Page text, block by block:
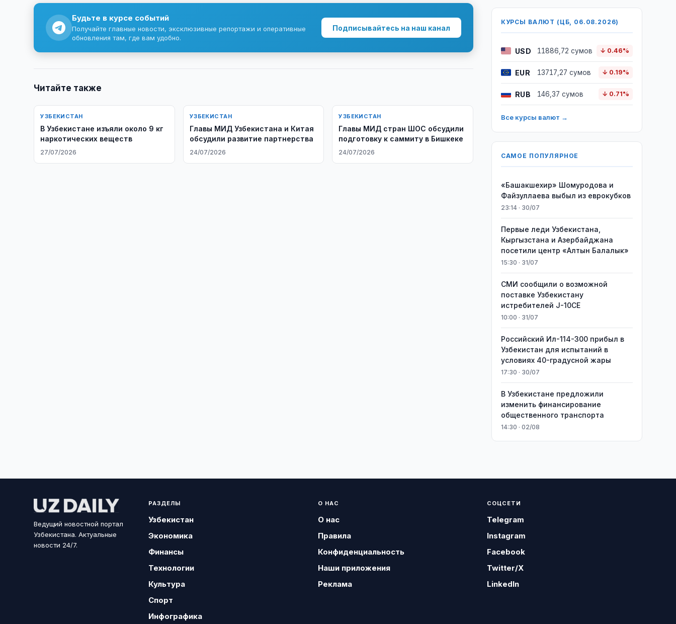
Будьте в курсе событий
Получайте главные новости, эксклюзивные репортажи и оперативные
обновления там, где вам удобно.
Подписывайтесь на наш канал
Читайте также
УЗБЕКИСТАН
В Узбекистане изъяли около 9 кг
наркотических веществ
27/07/2026
УЗБЕКИСТАН
Главы МИД Узбекистана и Китая
обсудили развитие партнерства
24/07/2026
УЗБЕКИСТАН
Главы МИД стран ШОС обсудили
подготовку к саммиту в Бишкеке
24/07/2026
КУРСЫ ВАЛЮТ (ЦБ, 06.08.2026)
USD 11886,72 сумов ↓ 0.46%
EUR 13717,27 сумов ↓ 0.19%
RUB 146,37 сумов ↓ 0.71%
Все курсы валют →
САМОЕ ПОПУЛЯРНОЕ
«Башакшехир» Шомуродова и
Файзуллаева выбыл из еврокубков
23:14 · 30/07
Первые леди Узбекистана,
Кыргызстана и Азербайджана
посетили центр «Алтын Балалык»
15:30 · 31/07
СМИ сообщили о возможной
поставке Узбекистану
истребителей J-10CE
10:00 · 31/07
Российский Ил-114-300 прибыл в
Узбекистан для испытаний в
условиях 40-градусной жары
17:30 · 30/07
В Узбекистане предложили
изменить финансирование
общественного транспорта
14:30 · 02/08
Ведущий новостной портал
Узбекистана. Актуальные
новости 24/7.
РАЗДЕЛЫ
Узбекистан
Экономика
Финансы
Технологии
Культура
Спорт
Инфографика
О НАС
О нас
Правила
Конфиденциальность
Наши приложения
Реклама
СОЦСЕТИ
Telegram
Instagram
Facebook
Twitter/X
LinkedIn